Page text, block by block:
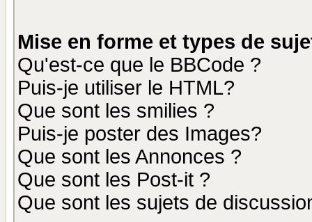
Mise en forme et types de
Qu'est-ce que le BBCode ?
Puis-je utiliser le HTML?
Que sont les smilies ?
Puis-je poster des Images?
Que sont les Annonces ?
Que sont les Post-it ?
Que sont les sujets de